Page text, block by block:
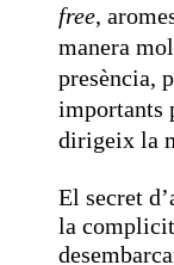
free,
manera
presència,
importants
dirigeix la
El secret
la